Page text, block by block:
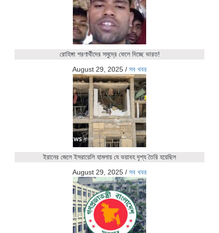
রোহিঙ্গা শরণার্থীদের সমুদ্রে ফেলে দিচ্ছে ভারত!
August 29, 2025 / সব খবর
ইরানের জেলে ইসরায়েলি হামলায় যে ভয়াবহ দৃশ্য তৈরি হয়েছিল
August 29, 2025 / সব খবর